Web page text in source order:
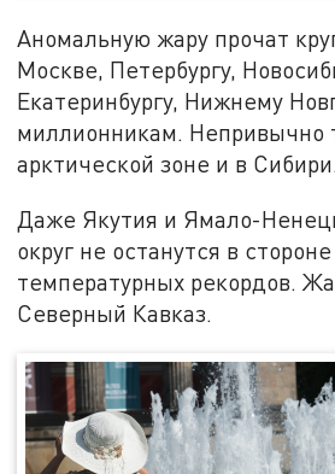
Аномальную жару прочат
Москве, Петербургу,
Екатеринбургу, Нижнему
миллионникам. Непривычно
арктической зоне и в Сибири.
Даже Якутия и Ямало-
округ не останутся в
температурных рекордов.
Северный Кавказ.